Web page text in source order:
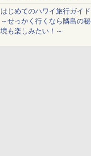
ホとマイナカードのみ
はじめてのハワイ旅行ガイド
～せっかく行くなら隣島の秘
境も楽しみたい！～